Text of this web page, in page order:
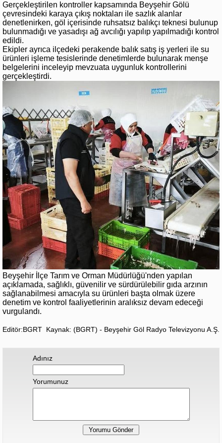
Gerçekleştirilen kontroller kapsamında Beyşehir Gölü
çevresindeki karaya çıkış noktaları ile sazlık alanlar
denetlenirken, göl içerisinde ruhsatsız balıkçı teknesi bulunup
bulunmadığı ve yasadışı ağ avcılığı yapılıp yapılmadığı kontrol
edildi.
Ekipler ayrıca ilçedeki perakende balık satış iş yerleri ile su
ürünleri işleme tesislerinde denetimlerde bulunarak menşe
belgelerini inceleyip mevzuata uygunluk kontrollerini
gerçekleştirdi.
Beyşehir İlçe Tarım ve Orman Müdürlüğü'nden yapılan
açıklamada, sağlıklı, güvenilir ve sürdürülebilir gıda arzının
sağlanabilmesi amacıyla su ürünleri başta olmak üzere
denetim ve kontrol faaliyetlerinin aralıksız devam edeceği
vurgulandı.
Editör:BGRT Kaynak: (BGRT) - Beyşehir Göl Radyo Televizyonu A.Ş.
Adınız
Yorumunuz